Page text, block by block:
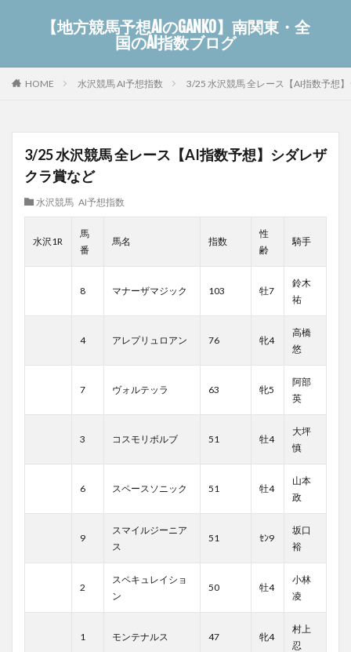
【地方競馬予想AIのGANKO】南関東・全
国のAI指数ブログ
HOME 水沢競馬 AI予想指数 3/25 水沢競馬 全レース【AI指数予想
3/25 水沢競馬 全レース【AI指数予想】シダレザ
クラ賞など
水沢競馬 AI予想指数
水沢1R
馬
番
馬名 指数
性
齢
騎手
8 マナーザマジック 103 牡7
鈴木
祐
4 アレプリュロアン 76 牝4
高橋
悠
7 ヴォルテッラ 63 牝5
阿部
英
3 コスモリボルブ 51 牡4
大坪
慎
6 スペースソニック 51 牡4
山本
政
9
スマイルジーニア
ス
51 ｾﾝ9
坂口
裕
2
スペキュレイショ
ン
50 牡4
小林
凌
1 モンテナルス 47 牝4
村上
忍